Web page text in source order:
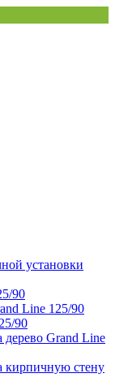
установки
90
Line 125/90
90
Grand Line
кирпичную стену